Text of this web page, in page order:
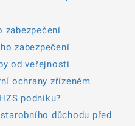
zabezpečení
zabezpečení
od veřejnosti
ochrany zřízeném
podniku?
důchodu před